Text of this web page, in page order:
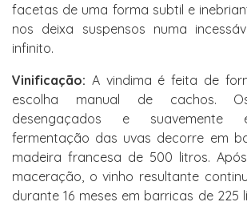
facetas de uma forma subtil e
nos deixa suspensos numa
infinito.
Vinificação: A vindima é feita de
escolha manual de cachos.
desengaçados e suavemente
fermentação das uvas decorre em
madeira francesa de 500 litros.
maceração, o vinho resultante
durante 16 meses em barricas de 225